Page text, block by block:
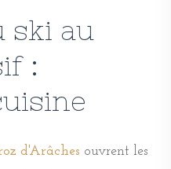
ski au
:
d'Arâches ouvrent les